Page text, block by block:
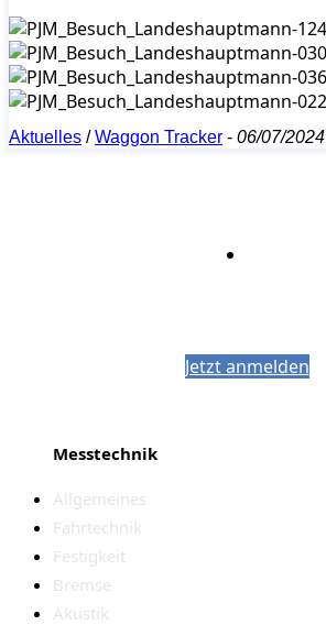
Aktuelles /Waggon Tracker - 06/07/2024
Jetzt anmelden
Messtechnik
Allgemeines
Fahrtechnik
Festigkeit
Bremse
Akustik